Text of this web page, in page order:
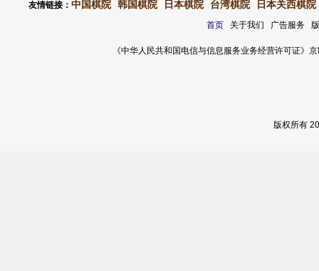
友情链接： 中国棋院 韩国棋院 日本棋院 台湾棋院 日本关西棋院
首页关于我们 广告服务
《中华人民共和国电信与信息服务业务经营许可证
版权所有